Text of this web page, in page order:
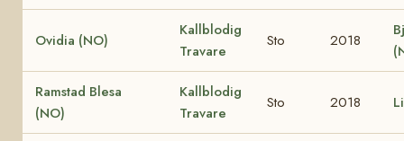
Ovidia (NO)
Kallblodig
Travare
Sto 2018
Ramstad Blesa
(NO)
Kallblodig
Travare
Sto 2018